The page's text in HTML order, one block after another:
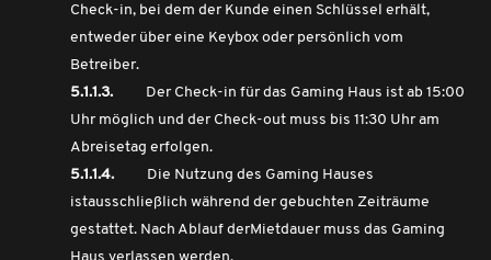
Check-in, bei dem der Kunde einen Schlüssel erhält,
entweder über eine Keybox oder persönlich vom
Betreiber.
5.1.1.3.
Der Check-in für das Gaming Haus ist ab 15:00
Uhr möglich und der Check-out muss bis 11:30 Uhr am
Abreisetag erfolgen.
5.1.1.4.
Die Nutzung des Gaming Hauses
istausschließlich während der gebuchten Zeiträume
gestattet. Nach Ablauf derMietdauer muss das Gaming